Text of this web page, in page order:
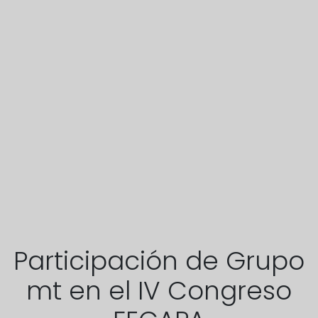
Participación de Grupo
mt en el IV Congreso